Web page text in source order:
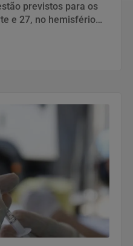
previstos para os
e 27, no hemisfério